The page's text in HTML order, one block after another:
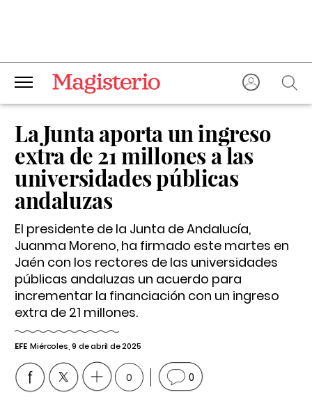
La Junta aporta un ingreso
extra de 21 millones a las
universidades públicas
andaluzas
El presidente de la Junta de Andalucía,
Juanma Moreno, ha firmado este martes en
Jaén con los rectores de las universidades
públicas andaluzas un acuerdo para
incrementar la financiación con un ingreso
extra de 21 millones.
EFE Miércoles, 9 de abril de 2025
0 0